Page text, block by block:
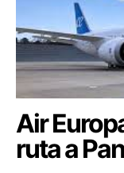
Air
ruta a